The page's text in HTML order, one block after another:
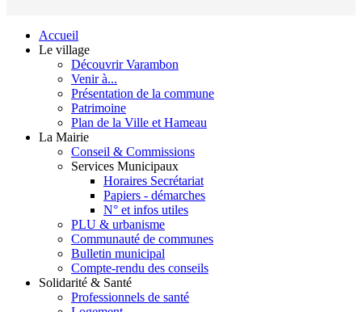
Accueil
Le village
Découvrir Varambon
Venir à...
Présentation de la commune
Patrimoine
Plan de la Ville et Hameau
La Mairie
Conseil & Commissions
Services Municipaux
Horaires Secrétariat
Papiers - démarches
N° et infos utiles
PLU & urbanisme
Communauté de communes
Bulletin municipal
Compte-rendu des conseils
Solidarité & Santé
Professionnels de santé